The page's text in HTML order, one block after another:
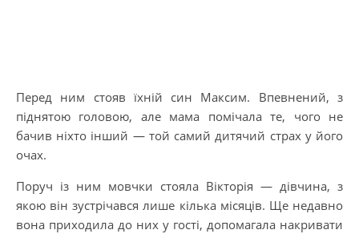
Перед ним стояв їхній син Максим. Впевнений, з
піднятою головою, але мама помічала те, чого не
бачив ніхто інший — той самий дитячий страх у його
очах.
Поруч із ним мовчки стояла Вікторія — дівчина, з
якою він зустрічався лише кілька місяців. Ще недавно
вона приходила до них у гості, допомагала накривати